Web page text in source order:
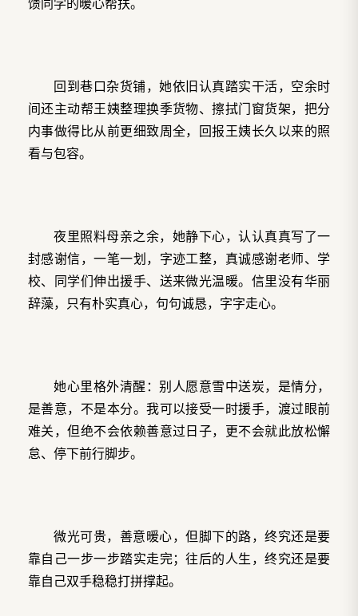
回到巷口杂货铺，她依旧认真踏实干活，空余时
间还主动帮王姨整理换季货物、擦拭门窗货架，把分
内事做得比从前更细致周全，回报王姨长久以来的照
看与包容。
夜里照料母亲之余，她静下心，认认真真写了一
封感谢信，一笔一划，字迹工整，真诚感谢老师、学
校、同学们伸出援手、送来微光温暖。信里没有华丽
辞藻，只有朴实真心，句句诚恳，字字走心。
她心里格外清醒：别人愿意雪中送炭，是情分，
是善意，不是本分。我可以接受一时援手，渡过眼前
难关，但绝不会依赖善意过日子，更不会就此放松懈
怠、停下前行脚步。
微光可贵，善意暖心，但脚下的路，终究还是要
靠自己一步一步踏实走完；往后的人生，终究还是要
靠自己双手稳稳打拼撑起。